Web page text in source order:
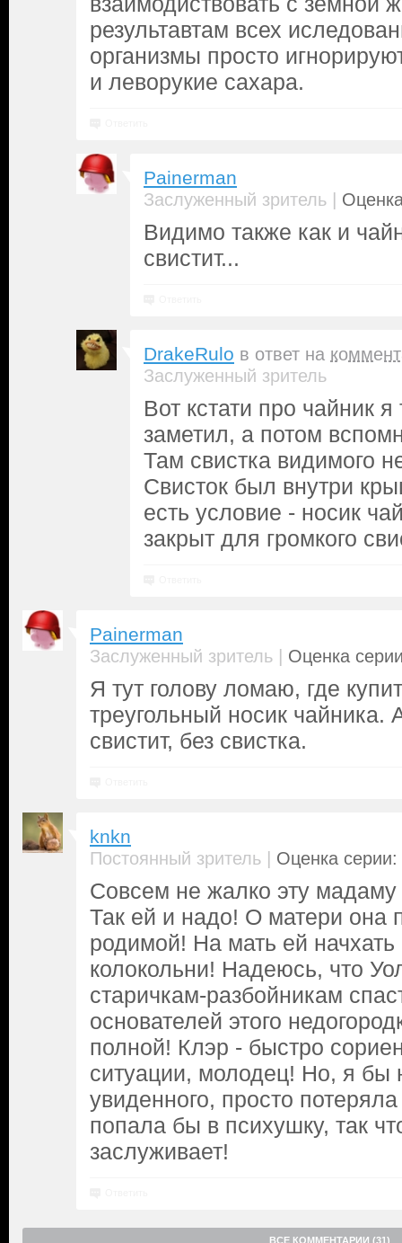
результавтам всех
организмы просто
и леворукие сахара.
Painerman
Заслуженный зритель |
Видимо также как и
свистит...
DrakeRulo в ответ на
Заслуженный зритель
Вот кстати про чайник
заметил, а потом
Там свистка видимого
Свисток был внутри
есть условие - носик
закрыт для громкого
Painerman
Заслуженный зритель | Оценка
Я тут голову ломаю, где
треугольный носик чайника.
свистит, без свистка.
knkn
Постоянный зритель | Оценка серии:
Совсем не жалко эту мадаму
Так ей и надо! О матери она
родимой! На мать ей начхать
колокольни! Надеюсь, что
старичкам-разбойникам
основателей этого
полной! Клэр - быстро
ситуации, молодец! Но, я бы
увиденного, просто
попала бы в психушку, так
заслуживает!
ВСЕ КОММЕНТАРИИ (31)